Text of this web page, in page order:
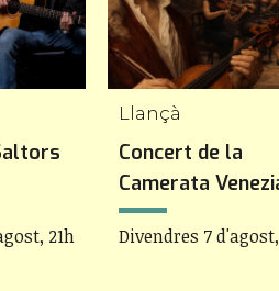
21h
Llançà
Concert de la
Camerata
Divendres 7